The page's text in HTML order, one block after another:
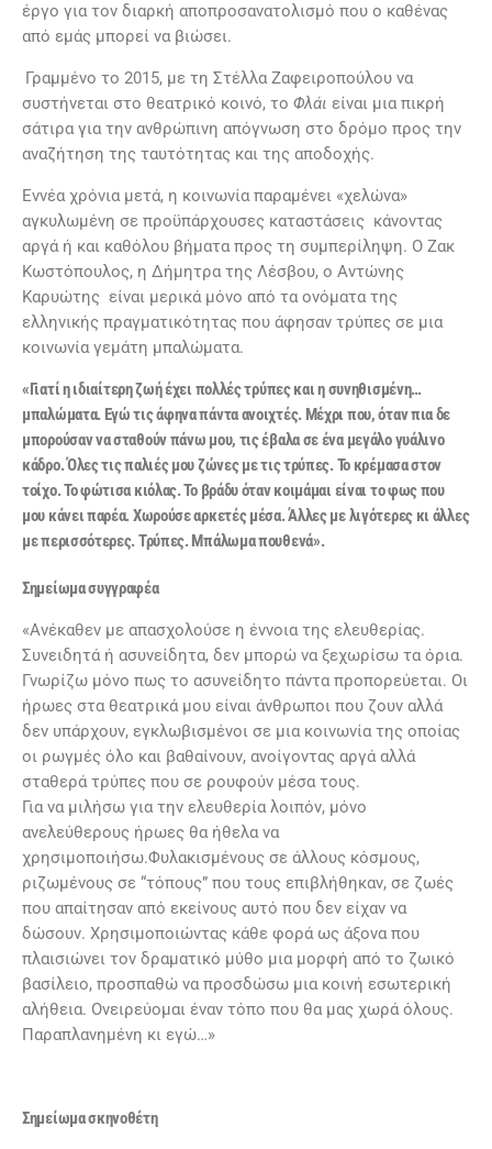
έργο για τον διαρκή αποπροσανατολισμό που ο καθένας
από εμάς μπορεί να βιώσει.
Γραμμένο το 2015, με τη Στέλλα Ζαφειροπούλου να
συστήνεται στο θεατρικό κοινό, το Φλάι είναι μια πικρή
σάτιρα για την ανθρώπινη απόγνωση στο δρόμο προς την
αναζήτηση της ταυτότητας και της αποδοχής.
Εννέα χρόνια μετά, η κοινωνία παραμένει «χελώνα»
αγκυλωμένη σε προϋπάρχουσες καταστάσεις κάνοντας
αργά ή και καθόλου βήματα προς τη συμπερίληψη. Ο Ζακ
Κωστόπουλος, η Δήμητρα της Λέσβου, ο Αντώνης
Καρυώτης είναι μερικά μόνο από τα ονόματα της
ελληνικής πραγματικότητας που άφησαν τρύπες σε μια
κοινωνία γεμάτη μπαλώματα.
«Γιατί η ιδιαίτερη ζωή έχει πολλές τρύπες και η συνηθισμένη…
μπαλώματα. Εγώ τις άφηνα πάντα ανοιχτές. Μέχρι που, όταν πια δε
μπορούσαν να σταθούν πάνω μου, τις έβαλα σε ένα μεγάλο γυάλινο
κάδρο. Όλες τις παλιές μου ζώνες με τις τρύπες. Το κρέμασα στον
τοίχο. Το φώτισα κιόλας. Το βράδυ όταν κοιμάμαι είναι το φως που
μου κάνει παρέα. Χωρούσε αρκετές μέσα. Άλλες με λιγότερες κι άλλες
με περισσότερες. Τρύπες. Μπάλωμα πουθενά».
Σημείωμα συγγραφέα
«Ανέκαθεν με απασχολούσε η έννοια της ελευθερίας.
Συνειδητά ή ασυνείδητα, δεν μπορώ να ξεχωρίσω τα όρια.
Γνωρίζω μόνο πως το ασυνείδητο πάντα προπορεύεται. Οι
ήρωες στα θεατρικά μου είναι άνθρωποι που ζουν αλλά
δεν υπάρχουν, εγκλωβισμένοι σε μια κοινωνία της οποίας
οι ρωγμές όλο και βαθαίνουν, ανοίγοντας αργά αλλά
σταθερά τρύπες που σε ρουφούν μέσα τους.
Για να μιλήσω για την ελευθερία λοιπόν, μόνο
ανελεύθερους ήρωες θα ήθελα να
χρησιμοποιήσω.Φυλακισμένους σε άλλους κόσμους,
ριζωμένους σε “τόπους” που τους επιβλήθηκαν, σε ζωές
που απαίτησαν από εκείνους αυτό που δεν είχαν να
δώσουν. Χρησιμοποιώντας κάθε φορά ως άξονα που
πλαισιώνει τον δραματικό μύθο μια μορφή από το ζωικό
βασίλειο, προσπαθώ να προσδώσω μια κοινή εσωτερική
αλήθεια. Ονειρεύομαι έναν τόπο που θα μας χωρά όλους.
Παραπλανημένη κι εγώ…»
Σημείωμα σκηνοθέτη